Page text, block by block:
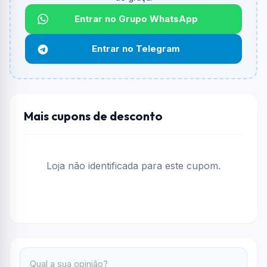
informado.
Qual é o desconto máximo?
Não informado ou sem limite.
Funciona em qualquer produto?
Não necessariamente. Depende de itens participantes
Entrar no Grupo WhatsApp
Entrar no Telegram
Mais cupons de desconto
Loja não identificada para este cupom.